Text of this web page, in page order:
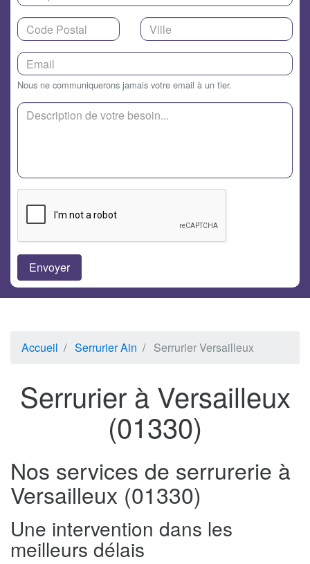
Nous ne communiquerons jamais votre email à un tier.
Accueil Serrurier Ain Serrurier Versailleux
Serrurier à Versailleux
(01330)
Nos services de serrurerie à
Versailleux (01330)
Une intervention dans les
meilleurs délais